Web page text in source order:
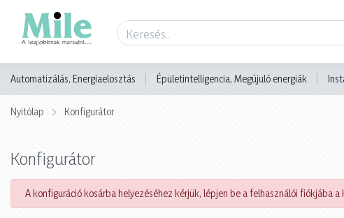
Automatizálás, Energiaelosztás Épületintelligencia, Megújuló energiák
Nyitólap Konfigurátor
Konfigurátor
A konfiguráció kosárba helyezéséhez kérjük, lépjen be a felhasználói fiókjába